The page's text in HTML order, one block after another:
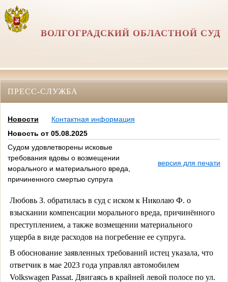
ВОЛГОГРАДСКИЙ ОБЛАСТНОЙ СУД
ПРЕСС-СЛУЖБА
Новости
Контактная информация
Новость от 05.08.2025
Судом удовлетворены исковые
требования вдовы о возмещении
морального и материального вреда,
причиненного смертью супруга
версия для печати
Любовь З. обратилась в суд с иском к Николаю Ф. о
взыскании компенсации морального вреда, причинённого
преступлением, а также возмещении материального
ущерба в виде расходов на погребение ее супруга.
В обоснование заявленных требований истец указала, что
ответчик в мае 2023 года управлял автомобилем
Volkswagen Passat. Двигаясь в крайней левой полосе по ул.